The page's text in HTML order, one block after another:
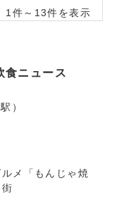
1件～13件を表示
食ニュース
）
ルメ「もんじゃ焼